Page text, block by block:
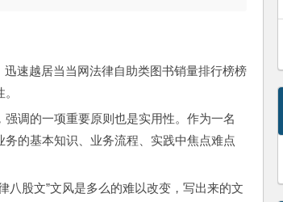
速越居当当网法律自助类图书销量排行榜榜
调的一项重要原则也是实用性。作为一名
的基本知识、业务流程、实践中焦点难点
八股文”文风是多么的难以改变，写出来的文